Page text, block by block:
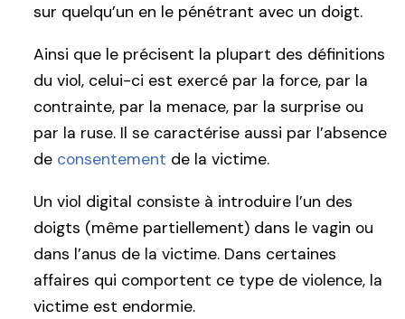
sur quelqu’un en le pénétrant avec un doigt.
Ainsi que le précisent la plupart des définitions
du viol, celui-ci est exercé par la force, par la
contrainte, par la menace, par la surprise ou
par la ruse. Il se caractérise aussi par l’absence
de consentement de la victime.
Un viol digital consiste à introduire l’un des
doigts (même partiellement) dans le vagin ou
dans l’anus de la victime. Dans certaines
affaires qui comportent ce type de violence, la
victime est endormie.